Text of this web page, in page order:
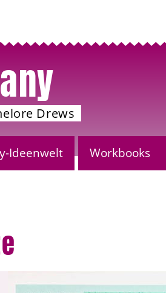
Drews
Ideenwelt Workbooks